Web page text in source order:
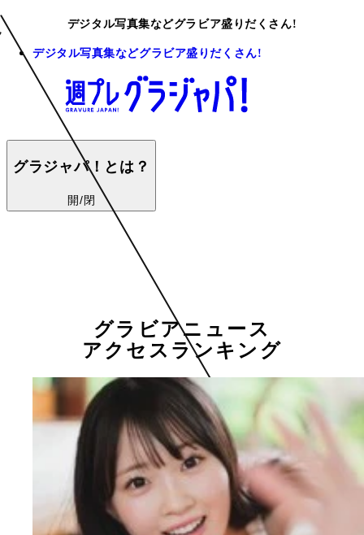
デジタル写真集などグラビア盛りだくさん!
デジタル写真集などグラビア盛りだくさん!
グラジャパ！とは？
開/閉
グラビアニュース
アクセスランキング